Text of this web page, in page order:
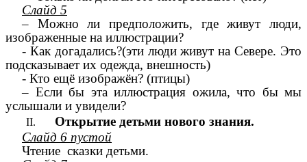
Слайд 5
– Можно ли предположить, где живут люди,
изображенные на иллюстрации?
- Как догадались?(эти люди живут на Севере. Это
подсказывает их одежда, внешность)
- Кто ещё изображён? (птицы)
– Если бы эта иллюстрация ожила, что бы мы
услышали и увидели?
Открытие детьми нового знания.
Слайд 6 пустой
Чтение сказки детьми.